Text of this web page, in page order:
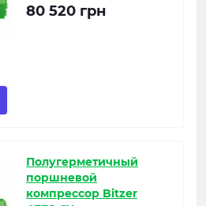
80 520 грн
Полугерметичный
поршневой
компрессор Bitzer